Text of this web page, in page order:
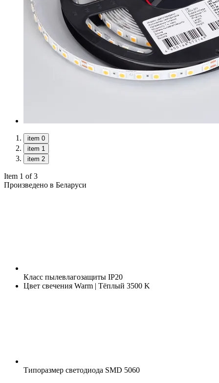
item 0
item 1
item 2
Item 1 of 3
Произведено в Беларуси
Класс пылевлагозащиты IP20
Цвет свечения Warm | Тёплый 3500 K
Типоразмер светодиода SMD 5060